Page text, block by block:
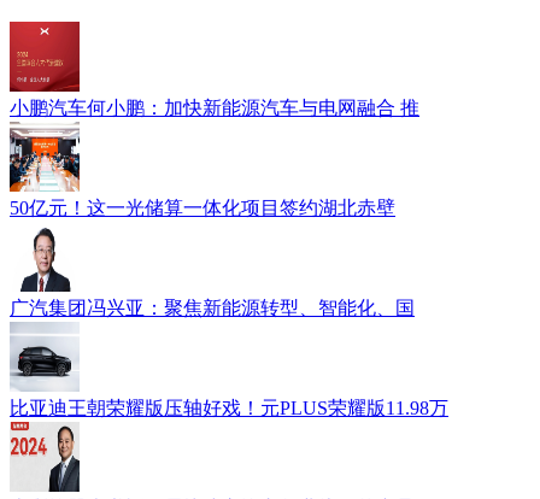
小鹏汽车何小鹏：加快新能源汽车与电网融合 推
50亿元！这一光储算一体化项目签约湖北赤壁
广汽集团冯兴亚：聚焦新能源转型、智能化、国
比亚迪王朝荣耀版压轴好戏！元PLUS荣耀版11.98万